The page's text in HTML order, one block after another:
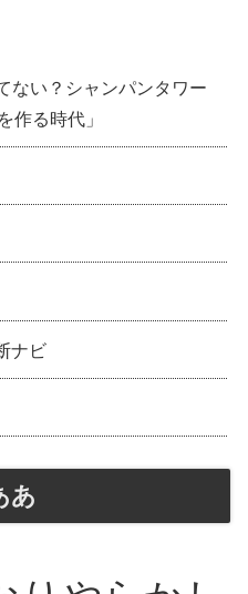
ない？シャンパンタワー
作る時代」
ナビ
あ